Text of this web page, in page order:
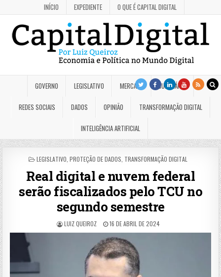
INÍCIO EXPEDIENTE O QUE É CAPITAL DIGITAL
GOVERNO LEGISLATIVO MERCADO JUDICIÁRIO
REDES SOCIAIS DADOS OPINIÃO TRANSFORMAÇÃO DIGITAL
INTELIGÊNCIA ARTIFICIAL
POSTED
LEGISLATIVO PROTEÇÃO DE DADOS TRANSFORMAÇÃO DIGITAL
Real digital e nuvem federal
serão fiscalizados pelo TCU no
segundo semestre
LUIZ QUEIROZ 16 DE ABRIL DE 2024